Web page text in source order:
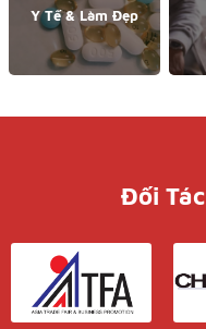
Y Tế & Làm Đẹp
Đối